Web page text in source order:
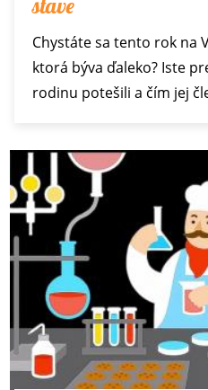
stave
Chystáte sa tento rok na
ktorá býva ďaleko? Iste
rodinu potešili a čím jej